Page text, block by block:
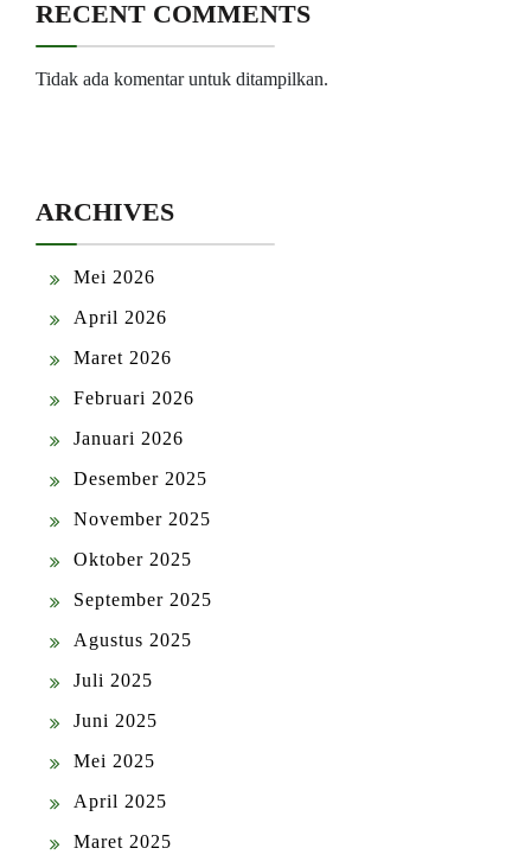
RECENT COMMENTS
Tidak ada komentar untuk ditampilkan.
ARCHIVES
Mei 2026
April 2026
Maret 2026
Februari 2026
Januari 2026
Desember 2025
November 2025
Oktober 2025
September 2025
Agustus 2025
Juli 2025
Juni 2025
Mei 2025
April 2025
Maret 2025